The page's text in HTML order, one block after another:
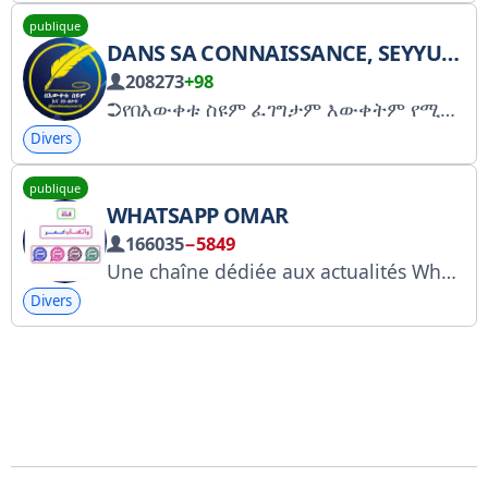
publique
DANS SA CONNAISSANCE, SEYYUM ET LA LITTÉRATURE
208273+98
➲የበእውቀቱ ስዩም ፈገግታም እውቀትም የሚሰጡ ወጎች ፣ ግጥምች እና የተለያዩ ፀሀፊዎች የስነጽሑፍ ስራዎች የሚቀርብበት ቻናላችንን ይቀላቀሉ፡፡ @bewketuseyoum19 Creator - @abela1987
Divers
publique
WHATSAPP OMAR
166035−5849
Une chaîne dédiée aux actualités WhatsApp.
Divers